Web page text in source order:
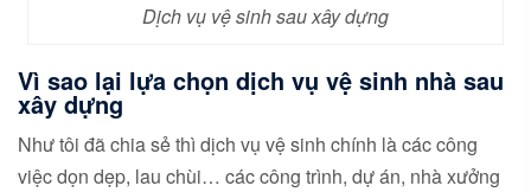
Dịch vụ vệ sinh sau xây dựng
Vì sao lại lựa chọn dịch vụ vệ sinh nhà sau
xây dựng
Như tôi đã chia sẻ thì dịch vụ vệ sinh chính là các công
việc dọn dẹp, lau chùi… các công trình, dự án, nhà xưởng